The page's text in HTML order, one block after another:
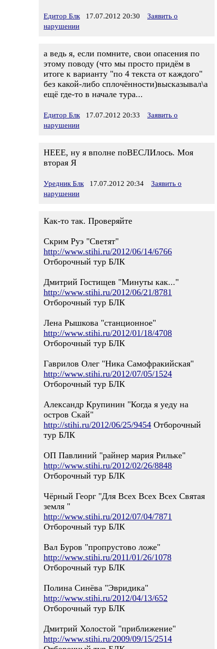
Едитор Блк 17.07.2012 20:30
Заявить о
нарушении
а ведь я, если помните, свои опасения по
этому поводу (что мы просто придём в
итоге к варианту "по 4 текста от каждого"
без какой-либо сплочённости)высказывал\а
ещё где-то в начале тура...
Едитор Блк 17.07.2012 20:33
Заявить о
нарушении
НЕЕЕ, ну я вполне поВЕСЛИлось. Моя
вторая Я
Уредник Блк 17.07.2012 20:34
Заявить о
нарушении
Как-то так. Проверяйте
Скрим Руэ "Светят"
http://www.stihi.ru/2012/06/14/6766
Отборочный тур БЛК
Дмитрий Гостищев "Минуты как..."
http://www.stihi.ru/2012/06/21/8781
Отборочный тур БЛК
Лена Рышкова "станционное"
http://www.stihi.ru/2012/01/18/4708
Отборочный тур БЛК
Гаврилов Олег "Ника Самофракийская"
http://www.stihi.ru/2012/07/05/1524
Отборочный тур БЛК
Александр Крупинин "Когда я уеду на
остров Скай"
http://stihi.ru/2012/06/25/9454 Отборочный
тур БЛК
ОП Павлиний "райнер мария Рильке"
http://www.stihi.ru/2012/02/26/8848
Отборочный тур БЛК
Чёрный Георг "Для Всех Всех Всех Святая
земля "
http://www.stihi.ru/2012/07/04/7871
Отборочный тур БЛК
Вал Буров "пропрустово ложе"
http://www.stihi.ru/2011/01/26/1078
Отборочный тур БЛК
Полина Синёва "Эвридика"
http://www.stihi.ru/2012/04/13/652
Отборочный тур БЛК
Дмитрий Холостой "приближение"
http://www.stihi.ru/2009/09/15/2514